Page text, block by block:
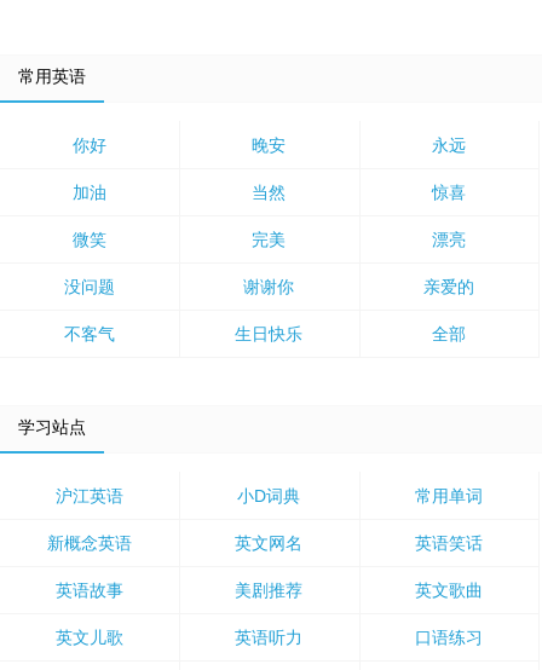
常用英语
你好 晚安 永远
加油 当然 惊喜
微笑 完美 漂亮
没问题 谢谢你 亲爱的
不客气 生日快乐 全部
学习站点
沪江英语 小D词典 常用单词
新概念英语 英文网名 英语笑话
英语故事 美剧推荐 英文歌曲
英文儿歌 英语听力 口语练习